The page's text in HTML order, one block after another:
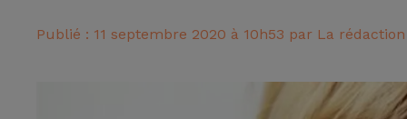
Publié : 11 septembre 2020 à 10h53 par La rédaction